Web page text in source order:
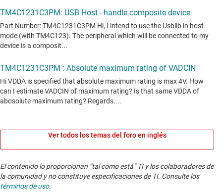
Ver todos los temas del foro en inglés
El contenido lo proporcionan “tal como está” TI y los colaboradores de
la comunidad y no constituye especificaciones de TI. Consulte los
términos de uso.